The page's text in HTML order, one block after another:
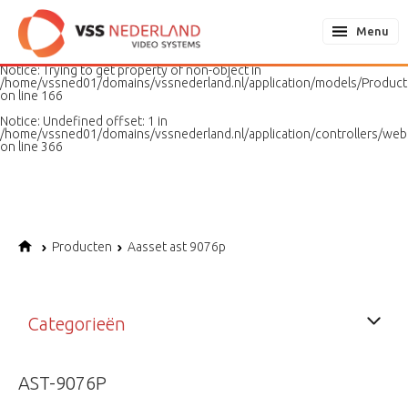
Notice: Undefined variable: page in
/home/vssned01/domains/vssnederland.nl/application/models/
on line
187
Notice: Trying to get property of non-object in
/home/vssned01/domains/vssnederland.nl/application/models/
on line 166
Notice: Undefined offset: 1 in
/home/vssned01/domains/vssnederland.nl/application/controllers/
on line 366
Menu
Producten Aasset ast 9076p
Categorieën
AST-9076P